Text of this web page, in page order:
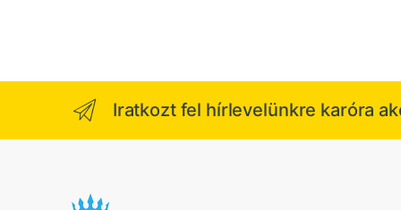
Iratkozt fel hírlevelünkre karóra